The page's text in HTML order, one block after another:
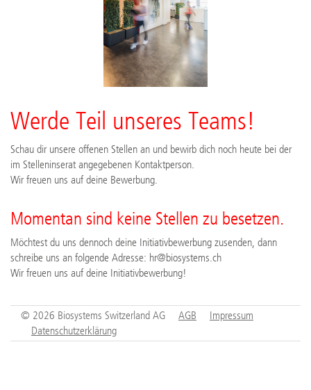
Werde Teil unseres Teams!
Schau dir unsere offenen Stellen an und bewirb dich noch heute bei der
im Stelleninserat angegebenen Kontaktperson.
Wir freuen uns auf deine Bewerbung.
Momentan sind keine Stellen zu besetzen.
Möchtest du uns dennoch deine Initiativbewerbung zusenden, dann
schreibe uns an folgende Adresse: hr@biosystems.ch
Wir freuen uns auf deine Initiativbewerbung!
© 2026 Biosystems Switzerland AG AGB
Impressum
Datenschutzerklärung